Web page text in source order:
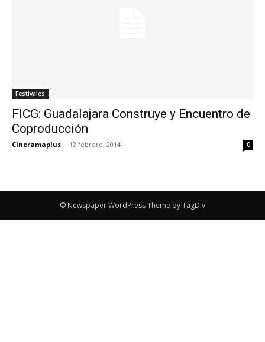
Festivales
FICG: Guadalajara Construye y Encuentro de
Coproducción
Cineramaplus - 12 febrero, 2014 0
© Newspaper WordPress Theme by TagDiv